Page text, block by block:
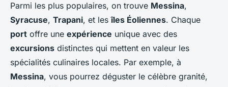
Parmi les plus populaires, on trouve Messina,
Syracuse, Trapani, et lesîles Éoliennes. Chaque
port offre une expérience unique avec des
excursions distinctes qui mettent en valeur les
spécialités culinaires locales. Par exemple, à
Messina, vous pourrez déguster le célèbre granité,